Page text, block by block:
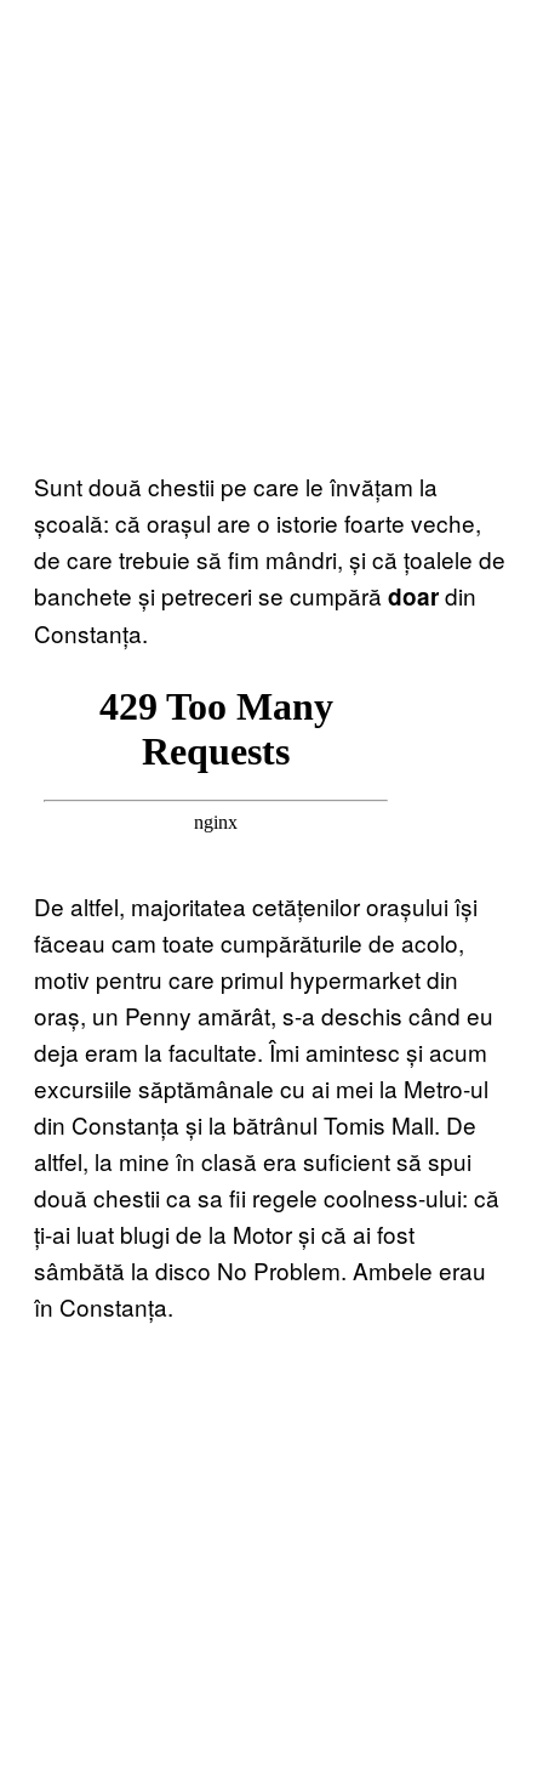
Sunt două chestii pe care le învățam la
școală: că orașul are o istorie foarte veche,
de care trebuie să fim mândri, și că țoalele de
banchete și petreceri se cumpără doardin
Constanța.
De altfel, majoritatea cetățenilor orașului își
făceau cam toate cumpărăturile de acolo,
motiv pentru care primul hypermarket din
oraș, un Penny amărât, s-a deschis când eu
deja eram la facultate. Îmi amintesc și acum
excursiile săptămânale cu ai mei la Metro-ul
din Constanța și la bătrânul Tomis Mall. De
altfel, la mine în clasă era suficient să spui
două chestii ca sa fii regele coolness-ului: că
ți-ai luat blugi de la Motor și că ai fost
sâmbătă la disco No Problem. Ambele erau
în Constanța.